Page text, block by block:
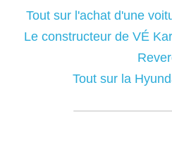
Tout sur l'achat d'une
Le constructeur de VÉ
Tout sur la